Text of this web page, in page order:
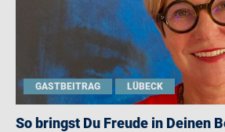
GASTBEITRAG LÜBECK
So bringst Du Freude in Deinen